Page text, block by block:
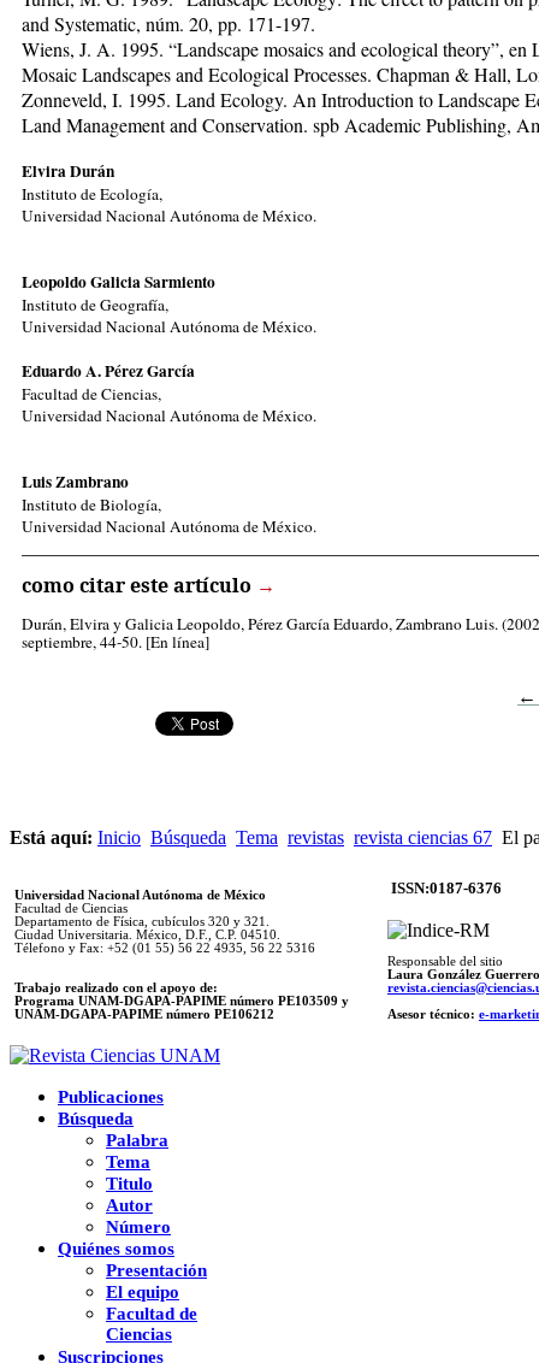
and Systematic, núm. 20, pp. 171-197.
Wiens, J. A. 1995. “Landscape mosaics and ecological theory”,
Mosaic Landscapes and Ecological Processes. Chapman & Hall,
Zonneveld, I. 1995. Land Ecology. An Introduction to Landscape
Land Management and Conservation. spb Academic Publishing,
Elvira Durán
Instituto de Ecología,
Universidad Nacional Autónoma de México.
Leopoldo Galicia Sarmiento
Instituto de Geografía,
Universidad Nacional Autónoma de México.
Eduardo A. Pérez García
Facultad de Ciencias,
Universidad Nacional Autónoma de México.
Luis Zambrano
Instituto de Biología,
Universidad Nacional Autónoma de México.
como citar este artículo →
Durán, Elviray Galicia Leopoldo, Pérez García Eduardo, Zambrano Luis.
septiembre, 44-50. [En línea]
←
Está aquí: Inicio Búsqueda Tema revistas revista ciencias 67 El
Universidad Nacional Autónoma de México
Facultad de Ciencias
Departamento de Física, cubículos 320 y 321.
Ciudad Universitaria. México, D.F., C.P. 04510.
Télefono y Fax: +52 (01 55) 56 22 4935, 56 22 5316
Trabajo realizado con el apoyo de:
Programa UNAM-DGAPA-PAPIME número PE103509 y
UNAM-DGAPA-PAPIME número PE106212
ISSN:0187-6376
Responsable del sitio
Laura González Guerrero
Asesor técnico: e-
Publicaciones
Búsqueda
Palabra
Tema
Titulo
Autor
Número
Quiénes somos
Presentación
El equipo
Facultad de
Ciencias
Suscripciones